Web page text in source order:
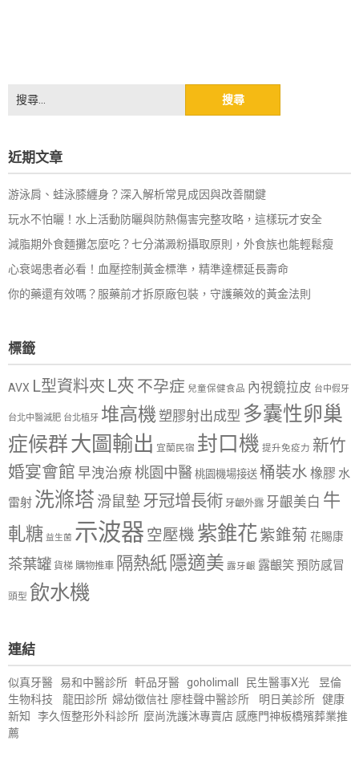
搜
尋
字:
近期文章
游泳肩、蛙泳膝纏身？深入解析常見成因與改善關鍵
玩水不怕曬！水上活動防曬與防熱傷害完整攻略，這樣玩才安全
減脂期外食麵攤怎麼吃？七分滿澱粉攝取原則，外食族也能輕鬆瘦
心衰竭患者必看！血壓控制黃金標準，精準達標延長壽命
你的藥還有效嗎？服藥前才拆原廠包裝，守護藥效的黃金法則
標籤
AVX L型資料夾 L夾 不孕症 兒童保健食品 內視鏡拉皮 台中假牙
台北中醫減肥 台北植牙 堆高機塑膠射出成型 多囊性卵巢
症候群大圖輸出 宜蘭民宿 封口機 提升免疫力 新竹
婚宴會館 早洩治療 桃園中醫 桃園機場接送 桶裝水 橡膠 水
雷射 洗滌塔 滑鼠墊 牙冠增長術 牙齦外露 牙齦美白 牛
軋糖 益生菌 示波器 空壓機 紫錐花紫錐菊 花賜康
茶葉罐 貨梯 購物推車 隔熱紙 隱適美 露牙齦 露齦笑預防感冒
頭型 飲水機
連結
似真牙醫 易和中醫診所 軒品牙醫 goholimall 民生醫事X光
昱倫
生物科技
龍田診所 婦幼徵信社 廖桂聲中醫診所 明日美診所 健康
新知
李久恆整形外科診所 麼尚洗護沐專賣店 感應門神板橋殯葬業推
薦